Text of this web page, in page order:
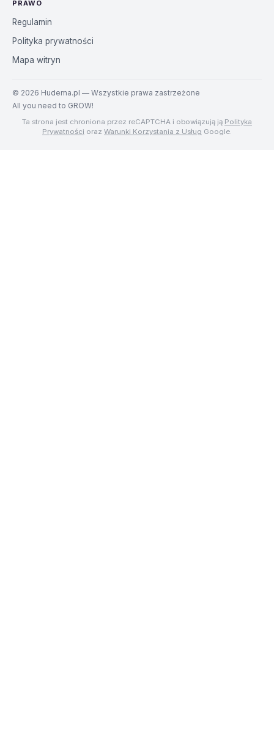
PRAWO
Regulamin
Polityka prywatności
Mapa witryn
© 2026 Hudema.pl — Wszystkie prawa zastrzeżone
All you need to GROW!
Ta strona jest chroniona przez reCAPTCHA i obowiązują ją Polityka
Prywatności oraz Warunki Korzystania z Usług Google.